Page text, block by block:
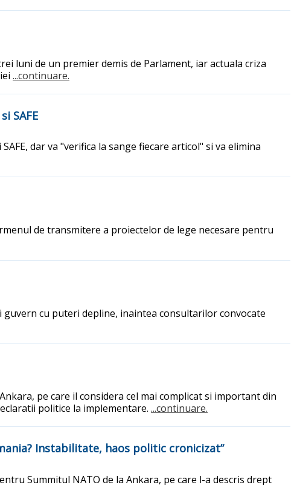
luni de un premier demis de Parlament, iar actuala criza
...continuare.
SAFE
dar va "verifica la sange fiecare articol" si va elimina
de transmitere a proiectelor de lege necesare pentru
cu puteri depline, inaintea consultarilor convocate
pe care il considera cel mai complicat si important din
politice la implementare. ...continuare.
Instabilitate, haos politic cronicizat”
Summitul NATO de la Ankara, pe care l-a descris drept